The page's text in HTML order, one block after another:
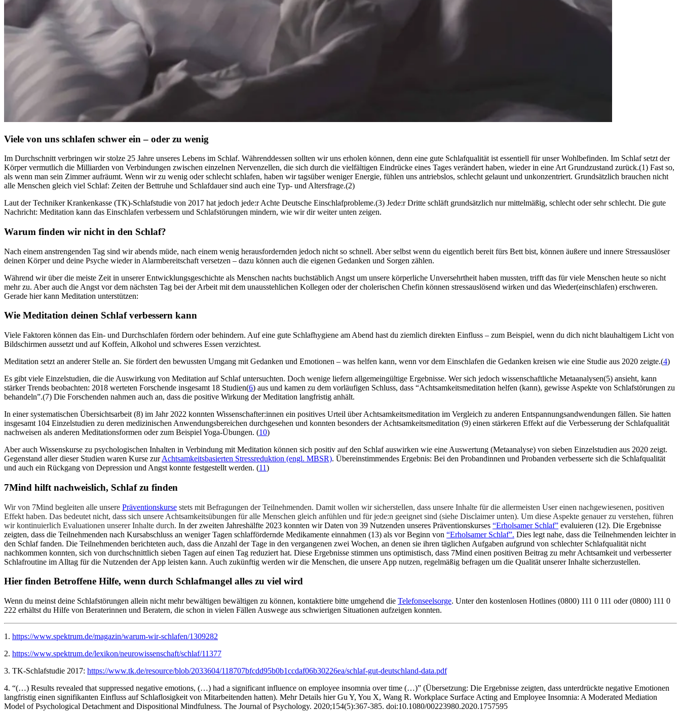
Viele von uns schlafen schwer ein – oder zu wenig
Im Durch­schnitt ver­brin­gen wir stolze 25 Jahre unse­res Lebens im Schlaf. Währenddessen sollten wir uns erholen können, denn eine gute Schlaf­qua­li­tät ist essen­ti­ell für unser Wohl­be­fin­den. Im Schlaf setzt der
Körper vermutlich die Milliarden von Verbindungen zwischen einzelnen Nervenzellen, die sich durch die vielfältigen Eindrücke eines Tages verändert haben, wieder in eine Art Grundzustand zurück.(1) Fast so,
als wenn man sein Zimmer aufräumt. Wenn wir zu wenig oder schlecht schla­fen, haben wir tags­über weniger Ener­gie, fühlen uns antriebs­los, schlecht gelaunt und unkon­zen­triert. Grundsätzlich brauchen nicht
alle Menschen gleich viel Schlaf: Zeiten der Bettruhe und Schlafdauer sind auch eine Typ- und Altersfrage.(2)
Laut der Techniker Krankenkasse (TK)-Schlaf­stu­die von 2017 hat jedoch jede:r Achte Deutsche Einschlafprobleme.(3) Jede:r Dritte schläft grundsätzlich nur mittelmäßig, schlecht oder sehr schlecht. Die gute
Nach­richt: Meditation kann das Einschlafen verbessern und Schlafstörungen mindern, wie wir dir weiter unten zeigen.
Warum finden wir nicht in den Schlaf?
Nach einem anstrengenden Tag sind wir abends müde, nach einem wenig herausfordernden jedoch nicht so schnell. Aber selbst wenn du eigentlich bereit fürs Bett bist, können äußere und innere Stressauslöser
deinen Körper und deine Psyche wieder in Alarmbereitschaft versetzen – dazu können auch die eigenen Gedanken und Sorgen zählen.
Während wir über die meiste Zeit in unserer Entwicklungsgeschichte als Menschen nachts buchstäblich Angst um unsere körperliche Unversehrtheit haben mussten, trifft das für viele Menschen heute so nicht
mehr zu. Aber auch die Angst vor dem nächsten Tag bei der Arbeit mit dem unausstehlichen Kollegen oder der cholerischen Chefin können stressauslösend wirken und das Wieder(einschlafen) erschweren.
Gerade hier kann Meditation unterstützen:
Wie Medi­ta­tion deinen Schlaf ver­bes­sern kann
Viele Faktoren können das Ein- und Durchschlafen fördern oder behindern. Auf eine gute Schlafhygiene am Abend hast du ziemlich direkten Einfluss – zum Beispiel, wenn du dich nicht blauhaltigem Licht von
Bildschirmen aussetzt und auf Koffein, Alkohol und schweres Essen verzichtest.
Meditation setzt an anderer Stelle an. Sie fördert den bewussten Umgang mit Gedanken und Emotionen – was helfen kann, wenn vor dem Einschlafen die Gedanken kreisen wie eine Studie aus 2020 zeigte.(4)
Es gibt viele Einzelstudien, die die Auswirkung von Meditation auf Schlaf untersuchten. Doch wenige liefern allgemeingültige Ergebnisse. Wer sich jedoch wissenschaftliche Metaanalysen(5) ansieht, kann
stärker Trends beobachten: 2018 werteten Forschende insgesamt 18 Studien(6) aus und kamen zu dem vorläufigen Schluss, dass “Achtsamkeitsmeditation helfen (kann), gewisse Aspekte von Schlafstörungen zu
behandeln”.(7) Die Forschenden nahmen auch an, dass die positive Wirkung der Meditation langfristig anhält.
In einer systematischen Übersichtsarbeit (8) im Jahr 2022 konnten Wissenschafter:innen ein positives Urteil über Achtsamkeitsmeditation im Vergleich zu anderen Entspannungsandwendungen fällen. Sie hatten
insgesamt 104 Einzelstudien zu deren medizinischen Anwendungsbereichen durchgesehen und konnten besonders der Achtsamkeitsmeditation (9) einen stärkeren Effekt auf die Verbesserung der Schlafqualität
nachweisen als anderen Meditationsformen oder zum Beispiel Yoga-Übungen. (10)
Aber auch Wissenskurse zu psychologischen Inhalten in Verbindung mit Meditation können sich positiv auf den Schlaf auswirken wie eine Auswertung (Metaanalyse) von sieben Einzelstudien aus 2020 zeigt.
Gegenstand aller dieser Studien waren Kurse zurAchtsamkeitsbasierten Stressreduktion (engl. MBSR). Übereinstimmendes Ergebnis: Bei den Probandinnen und Probanden verbesserte sich die Schlafqualität
und auch ein Rückgang von Depression und Angst konnte festgestellt werden. (11)
7Mind hilft nachweislich, Schlaf zu finden
Wir von 7Mind begleiten alle unsere Präventionskurse stets mit Befragungen der Teilnehmenden. Damit wollen wir sicherstellen, dass unsere Inhalte für die allermeisten User einen nachgewiesenen, positiven
Effekt haben. Das bedeutet nicht, dass sich unsere Achtsamkeitsübungen für alle Menschen gleich anfühlen und für jede:n geeignet sind (siehe Disclaimer unten). Um diese Aspekte genauer zu verstehen, führen
wir kontinuierlich Evaluationen unserer Inhalte durch. In der zweiten Jahreshälfte 2023 konnten wir Daten von 39 Nutzenden unseres Präventionskurses “Erholsamer Schlaf” evaluieren (12). Die Ergebnisse
zeigten, dass die Teilnehmenden nach Kursabschluss an weniger Tagen schlaffördernde Medikamente einnahmen (13) als vor Beginn von “Erholsamer Schlaf”. Dies legt nahe, dass die Teilnehmenden leichter in
den Schlaf fanden. Die Teilnehmenden berichteten auch, dass die Anzahl der Tage in den vergangenen zwei Wochen, an denen sie ihren täglichen Aufgaben aufgrund von schlechter Schlafqualität nicht
nachkommen konnten, sich von durchschnittlich sieben Tagen auf einen Tag reduziert hat. Diese Ergebnisse stimmen uns optimistisch, dass 7Mind einen positiven Beitrag zu mehr Achtsamkeit und verbesserter
Schlafroutine im Alltag für die Nutzenden der App leisten kann. Auch zukünftig werden wir die Menschen, die unsere App nutzen, regelmäßig befragen um die Qualität unserer Inhalte sicherzustellen.
Hier finden Betroffene Hilfe, wenn durch Schlafmangel alles zu viel wird
Wenn du meinst deine Schlafstörungen allein nicht mehr bewältigen bewältigen zu können, kontaktiere bitte umgehend die Telefonseelsorge. Unter den kostenlosen Hotlines (0800) 111 0 111 oder (0800) 111 0
222 erhältst du Hilfe von Beraterinnen und Beratern, die schon in vielen Fällen Auswege aus schwierigen Situationen aufzeigen konnten.
1. https://www.spektrum.de/magazin/warum-wir-schlafen/1309282
2. https://www.spektrum.de/lexikon/neurowissenschaft/schlaf/11377
3. TK-Schlafstudie 2017: https://www.tk.de/resource/blob/2033604/118707bfcdd95b0b1ccdaf06b30226ea/schlaf-gut-deutschland-data.pdf
4. “(…) Results revealed that suppressed negative emotions, (…) had a significant influence on employee insomnia over time (…)” (Übersetzung: Die Ergebnisse zeigten, dass unterdrückte negative Emotionen
langfristig einen signifikanten Einfluss auf Schlaflosigkeit von Mitarbeitenden hatten). Mehr Details hier Gu Y, You X, Wang R. Workplace Surface Acting and Employee Insomnia: A Moderated Mediation
Model of Psychological Detachment and Dispositional Mindfulness. The Journal of Psychology. 2020;154(5):367-385. doi:10.1080/00223980.2020.1757595